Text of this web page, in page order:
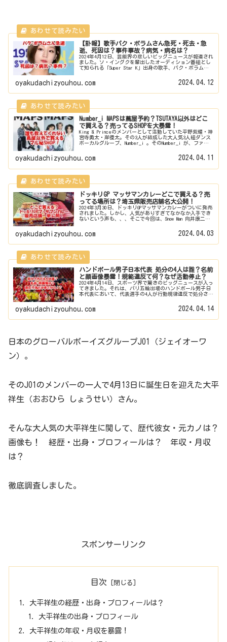
【訃報】歌手パク・ボラムさん急死・死去・急
逝、死因は？事件事故？病気・病名は？
2024年4月12日、芸能界の悲しいビッグニュースが報道され
ました。ソ・イングクを輩出したオーディション番組とし
て知られる「Super Star K」出身の歌手、パク・ボラムさ
oyakudachizyouhou.com 2024.04.12
Number_i MAPSは蔦屋予約？TSUTAYA以外はどこ
で買える？売ってるSHOPを大暴露！
King & Princeのメンバーとして活動していた平野紫耀・神
宮寺勇太・岸優太。その3人が結成した大人気3人組ダンス
ボーカルグループ、Number_i 。そのNumber_i が、ファッ
oyakudachizyouhou.com 2024.04.11
ドッキリGP マッサマンカレーどこで買える？売
ってる場所は？埼玉県販売店舗名大公開！
2024年3月30日、ドッキリGPマッサマンカレーがついに発売
されました。しかし、人気がありすぎてなかなか入手でき
ないという声も、、、そこで今回は、Snow Man 向井康二が
oyakudachizyouhou.com 2024.04.03
ハンドボール男子日本代表 処分の4人は誰？名前
と顔画像暴露！規範違反て何？なぜ活動停止？
2024年4月14日、スポーツ界で驚きのビッグニュースが入っ
てきました。それは、パリ五輪出場のハンドボール男子日
本代表において、代表選手の4人が行動規律違反で処分され
oyakudachizyouhou.com 2024.04.14
日本のグローバルボーイズグループJO1（ジェイオーワ
ン）。
そのJO1のメンバーの一人で4月13日に誕生日を迎えた大平
祥生（おおひら しょうせい）さん。
そんな大人気の大平祥生に関して、歴代彼女・元カノは？
画像も！ 経歴・出身・プロフィールは？ 年収・月収
は？
徹底調査しました。
スポンサーリンク
目次
大平祥生の経歴・出身・プロフィールは？
大平祥生の出身・プロフィール
大平祥生の年収・月収を暴露！